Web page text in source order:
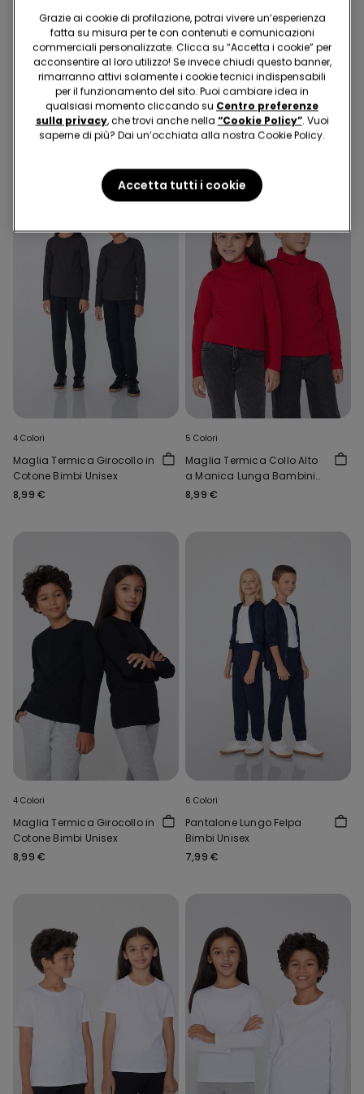
2x9,99€
6 Colori
Maglia Cotone Manica
Lunga Bambini Unisex
5,99 €
5 Colori
Maglia Termica Collo Alto
a Manica Lunga Bambini
Unisex
8,99 €
4 Colori
Maglia Termica Girocollo in
Cotone Bimbi Unisex
8,99 €
5 Colori
Maglia Termica Collo Alto
a Manica Lunga Bambini
Unisex
8,99 €
4 Colori
Maglia Termica Girocollo in
Cotone Bimbi Unisex
8,99 €
6 Colori
Pantalone Lungo Felpa
Bimbi Unisex
7,99 €
Grazie ai cookie di profilazione, potrai vivere un’esperienza
fatta su misura per te con contenuti e comunicazioni
commerciali personalizzate. Clicca su “Accetta i cookie” per
acconsentire al loro utilizzo! Se invece chiudi questo banner,
rimarranno attivi solamente i cookie tecnici indispensabili
per il funzionamento del sito. Puoi cambiare idea in
qualsiasi momento cliccando su Centro preferenze
sulla privacy, che trovi anche nella “Cookie Policy”. Vuoi
saperne di più? Dai un’occhiata alla nostra Cookie Policy.
Accetta tutti i cookie